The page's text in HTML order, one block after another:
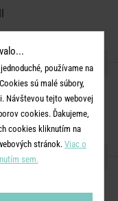
SÉRIE
používame na
sú malé súbory,
Návštevou tejto webovej
cookies. Ďakujeme,
cookies kliknutím na
stránok. Viac o
sem.